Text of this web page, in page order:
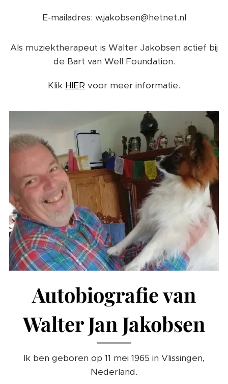
E-mailadres: w.jakobsen@hetnet.nl
Als muziektherapeut is Walter Jakobsen actief bij
de Bart van Well Foundation.
Klik HIER voor meer informatie.
Autobiografie van
Walter Jan Jakobsen
Ik ben geboren op 11 mei 1965 in Vlissingen,
Nederland.